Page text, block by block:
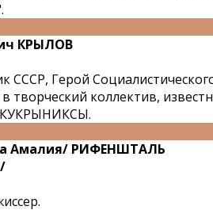
КРЫЛОВ
СССР, Герой
творческий коллектив,
КУКРЫНИКСЫ.
Амалия/ РИФЕНШТАЛЬ